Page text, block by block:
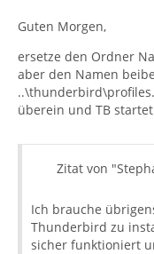
Guten Morgen,
ersetze den Ordner
aber den Namen
überein und TB
Zitat von
Ich brauche
Thunderbird zu
sicher funktioniert